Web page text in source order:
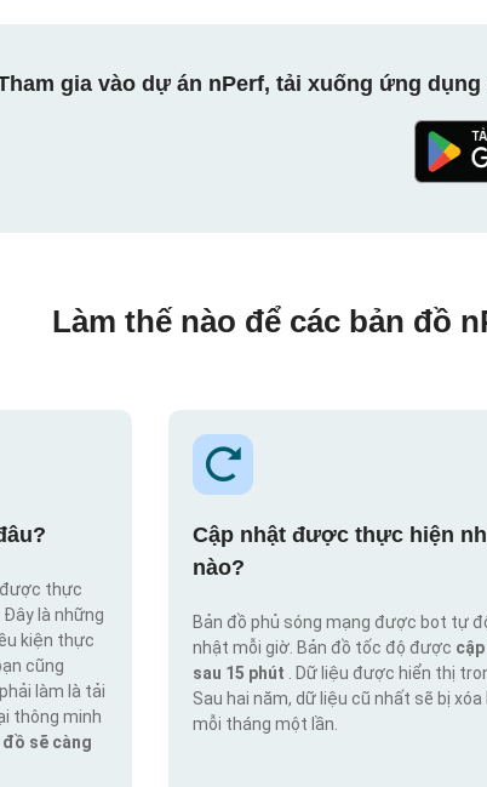
gia vào dự án nPerf, tải xuống ứng
Làm thế nào để các bản đồ
thực
là những
kiện thực
cũng
làm là tải
thông minh
sẽ càng
Cập nhật được thực hiện
nào?
Bản đồ phủ sóng mạng được bot tự
nhật mỗi giờ. Bản đồ tốc độ được
sau 15 phút
. Dữ liệu được hiển thị
Sau hai năm, dữ liệu cũ nhất sẽ bị xóa
mỗi tháng một lần.